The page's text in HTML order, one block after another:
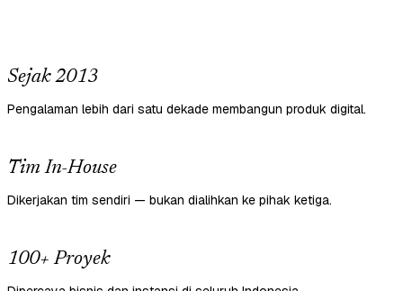
Sejak 2013
Pengalaman lebih dari satu dekade membangun produk digital.
Tim In-House
Dikerjakan tim sendiri — bukan dialihkan ke pihak ketiga.
100+ Proyek